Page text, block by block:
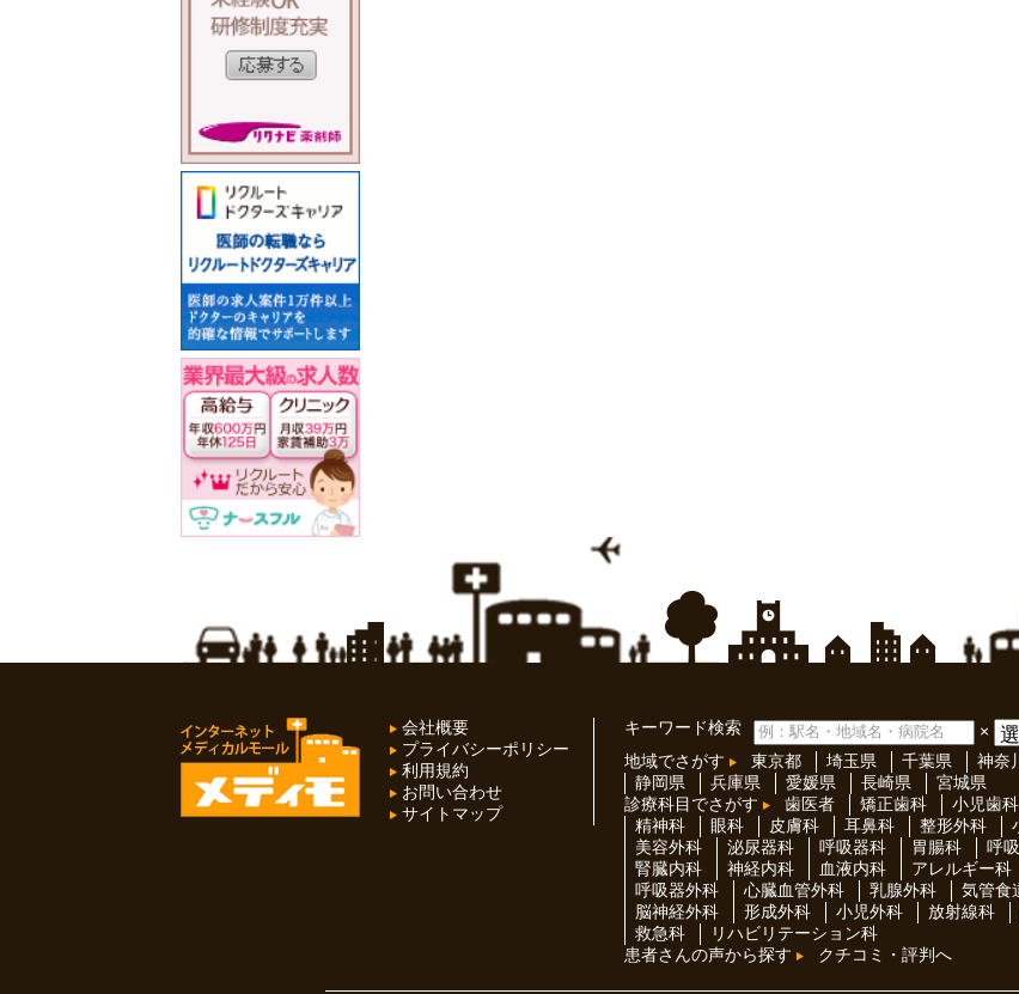
会社概要
プライバシーポリシー
利用規約
お問い合わせ
サイトマップ
キーワード検索
×
地域でさがす
東京都 埼玉県 千葉県 神奈
静岡県
兵庫県 愛媛県 長崎県
宮城県
診療科目でさがす
歯医者 矯正歯科 小児歯科
精神科
眼科 皮膚科 耳鼻科 整形外科
美容外科
泌尿器科 呼吸器科 胃腸科 呼
腎臓内科
神経内科 血液内科 アレルギー科
呼吸器外科
心臓血管外科 乳腺外科 気管食
脳神経外科
形成外科 小児外科 放射線科
救急科
リハビリテーション科
患者さんの声から探す
クチコミ・評判へ